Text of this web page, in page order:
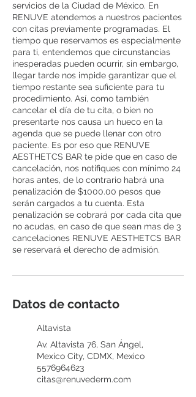
servicios de la Ciudad de México. En
RENUVE atendemos a nuestros pacientes
con citas previamente programadas. El
tiempo que reservamos es especialmente
para ti, entendemos que circunstancias
inesperadas pueden ocurrir, sin embargo,
llegar tarde nos impide garantizar que el
tiempo restante sea suficiente para tu
procedimiento. Así, como también
cancelar el día de tu cita, o bien no
presentarte nos causa un hueco en la
agenda que se puede llenar con otro
paciente. Es por eso que RENUVE
AESTHETCS BAR te pide que en caso de
cancelación, nos notifiques con mínimo 24
horas antes, de lo contrario habrá una
penalización de $1000.00 pesos que
serán cargados a tu cuenta. Esta
penalización se cobrará por cada cita que
no acudas, en caso de que sean mas de 3
cancelaciones RENUVE AESTHETCS BAR
se reservará el derecho de admisión.
Datos de contacto
Altavista
Av. Altavista 76, San Ángel,
Mexico City, CDMX, Mexico
5576964623
citas@renuvederm.com